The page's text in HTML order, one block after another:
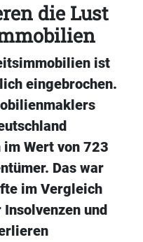
die Lust
ist
eingebrochen.
Wert von 723
Das war
im Vergleich
und